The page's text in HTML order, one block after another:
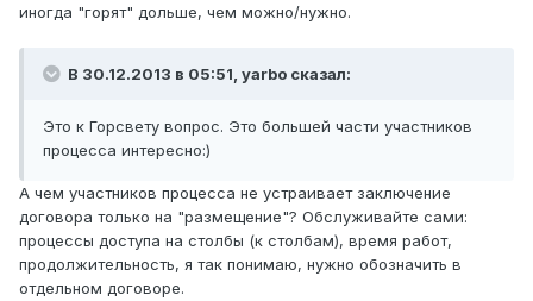
иногда "горят" дольше, чем можно/нужно.
В 30.12.2013 в 05:51, yarbo сказал:
Это к Горсвету вопрос. Это большей части участников
процесса интересно:)
А чем участников процесса не устраивает заключение
договора только на "размещение"? Обслуживайте сами:
процессы доступа на столбы (к столбам), время работ,
продолжительность, я так понимаю, нужно обозначить в
отдельном договоре.